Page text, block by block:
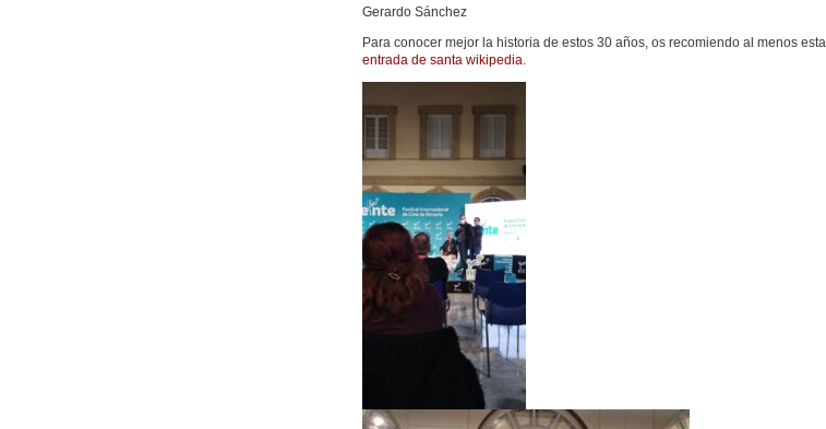
Gerardo Sánchez
Para conocer mejor la historia de estos 30 años, os recomiendo al menos esta
entrada de santa wikipedia